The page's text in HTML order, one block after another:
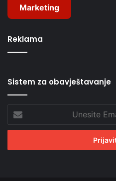
Marketing
Reklama
Sistem za obavještavanje
Email
adresu